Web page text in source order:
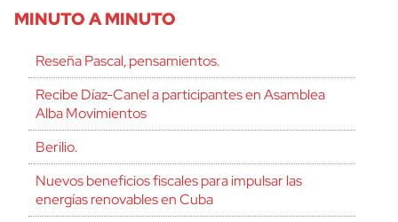
MINUTO A MINUTO
Reseña Pascal, pensamientos.
Recibe Díaz-Canel a participantes en Asamblea
Alba Movimientos
Berilio.
Nuevos beneficios fiscales para impulsar las
energías renovables en Cuba